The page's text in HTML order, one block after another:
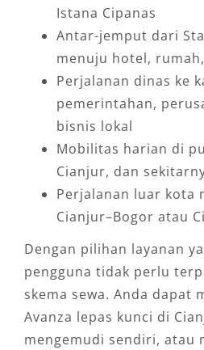
Istana Cipanas
Antar-jemput dari
menuju hotel,
Perjalanan dinas ke
pemerintahan,
bisnis lokal
Mobilitas harian di
Cianjur, dan
Perjalanan luar kota
Cianjur–Bogor atau
Dengan pilihan layanan
pengguna tidak perlu
skema sewa. Anda dapat
Avanza lepas kunci di
mengemudi sendiri, atau